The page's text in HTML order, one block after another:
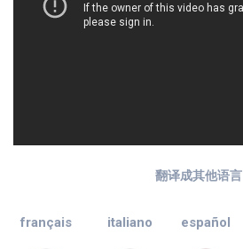
翻译成其他语言
français italiano español